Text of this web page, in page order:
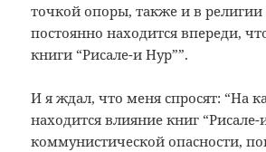
точкой опоры, также и в религии
постоянно находится впереди,
книги “Рисале-и Нур””.
И я ждал, что меня спросят: “На
находится влияние книг
коммунистической опасности,